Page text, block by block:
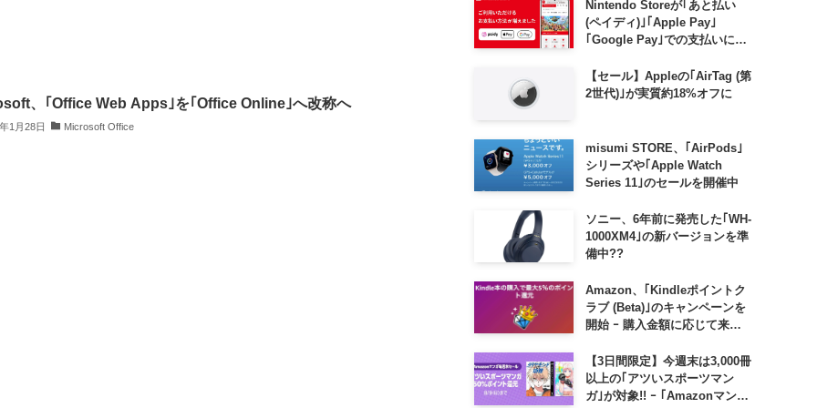
、｢Office Web Apps｣を｢Office Online｣へ改称へ
1月28日 Microsoft Office
Nintendo Storeが｢あと払い
(ペイディ)｣｢Apple Pay｣
｢Google Pay｣での支払いに対
【セール】Appleの｢AirTag (第
2世代)｣が実質約18%オフに
misumi STORE、｢AirPods｣
シリーズや｢Apple Watch
Series 11｣のセールを開催中
ソニー、6年前に発売した｢WH-
1000XM4｣の新バージョンを準
備中??
Amazon、｢Kindleポイントク
ラブ (Beta)｣のキャンペーンを
開始 ｰ 購入金額に応じて来月
【3日間限定】今週末は3,000冊
以上の｢アツいスポーツマン
ガ｣が対象!! ｰ ｢Amazonマンガ